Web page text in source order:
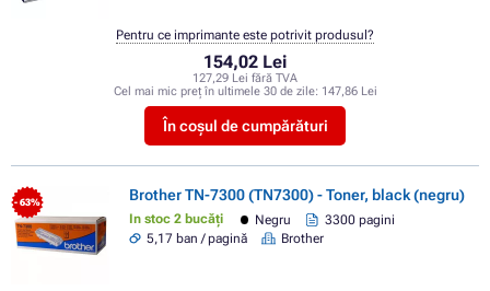
154,02 Lei
127,29 Lei fără TVA
Cel mai mic preț în ultimele 30 de zile: 147,86 Lei
În coșul de cumpărături
Pentru ce imprimante este potrivit produsul?
- 63% Brother TN-7300 (TN7300) - Toner, black (negru)
In stoc 2 bucăți Negru
3300 pagini
5,17 ban / pagină
Brother